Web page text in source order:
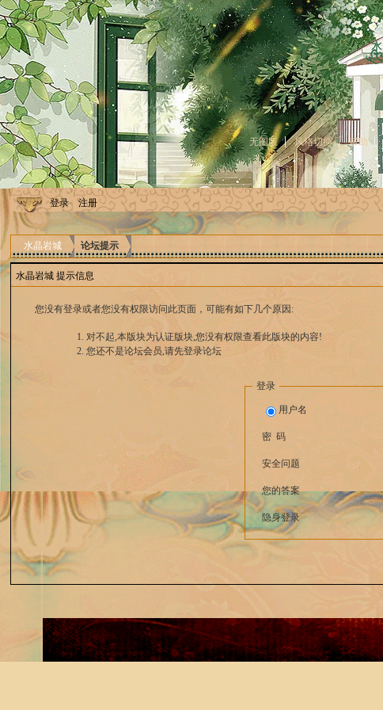
无图版 风格切换 帮助
登录 注册
水晶岩城 论坛提示
水晶岩城 提示信息
您没有登录或者您没有权限访问此页面，可能有如下几个原因:
对不起,本版块为认证版块,您没有权限查看此版块的内容!
您还不是论坛会员,请先登录论坛
登录
用户名
密 码
安全问题
您的答案
隐身登录